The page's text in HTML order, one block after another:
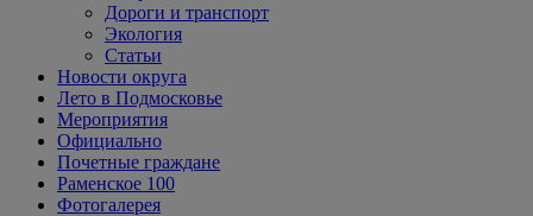
Дороги и транспорт
Экология
Статьи
Новости округа
Лето в Подмосковье
Мероприятия
Официально
Почетные граждане
Раменское 100
Фотогалерея